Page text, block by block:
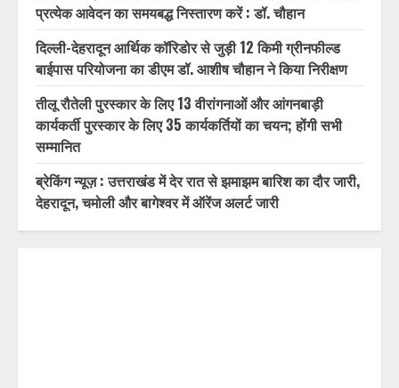
प्रत्येक आवेदन का समयबद्ध निस्तारण करें : डॉ. चौहान
दिल्ली-देहरादून आर्थिक कॉरिडोर से जुड़ी 12 किमी ग्रीनफील्ड
बाईपास परियोजना का डीएम डॉ. आशीष चौहान ने किया निरीक्षण
तीलू रौतेली पुरस्कार के लिए 13 वीरांगनाओं और आंगनबाड़ी
कार्यकर्ती पुरस्कार के लिए 35 कार्यकर्तियों का चयन; होंगी सभी
सम्मानित
ब्रेकिंग न्यूज़ : उत्तराखंड में देर रात से झमाझम बारिश का दौर जारी,
देहरादून, चमोली और बागेश्वर में ऑरेंज अलर्ट जारी